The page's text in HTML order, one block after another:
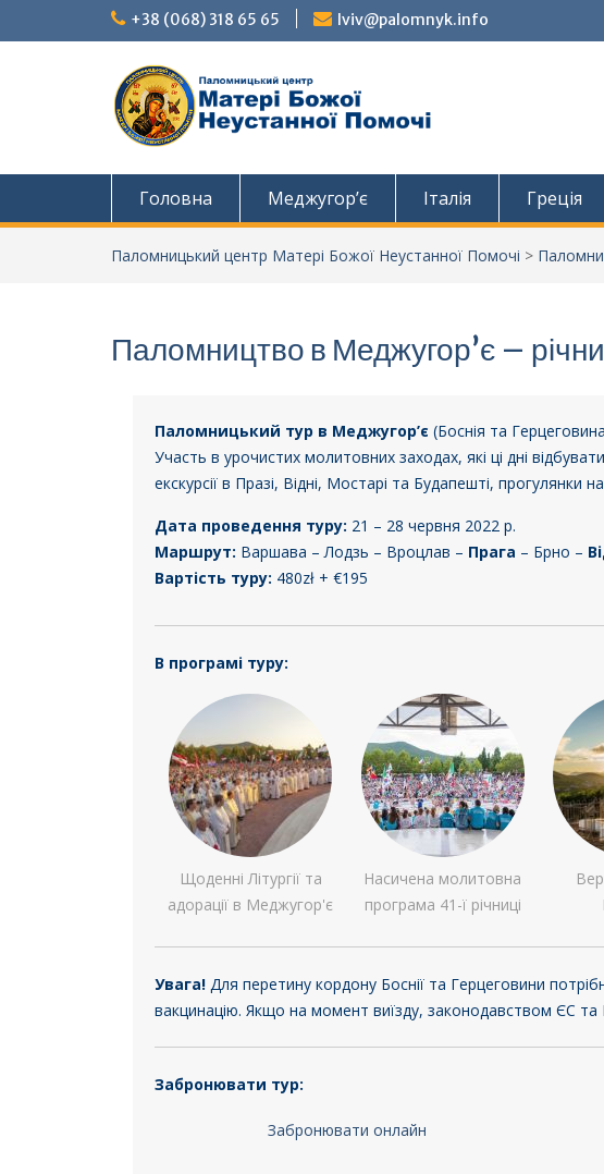
+38 (068) 318 65 65
lviv@palomnyk.info
Головна Меджугор’є Італія Греція
Паломницький центр Матері Божої Неустанної Помочі >
Паломництво в Меджугор’є –
Паломницький тур в Меджугор’є (Боснія та
Участь в урочистих молитовних заходах, які ці дні
екскурсії в Празі, Відні, Мостарі та Будапешті,
Дата проведення туру: 21 – 28 червня 2022 р.
Маршрут: Варшава – Лодзь – Вроцлав – Прага – Брно –
Вартість туру: 480zł + €195
В програмі туру:
Щоденні Літургії та
адорації в Меджугор'є
Насичена молитовна
програма 41-ї річниці
Увага! Для перетину кордону Боснії та Герцеговини
вакцинацію. Якщо на момент виїзду, законодавством ЄС та
Забронювати тур:
Забронювати онлайн